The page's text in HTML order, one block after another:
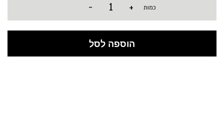
כמות +
-
הוספה לסל